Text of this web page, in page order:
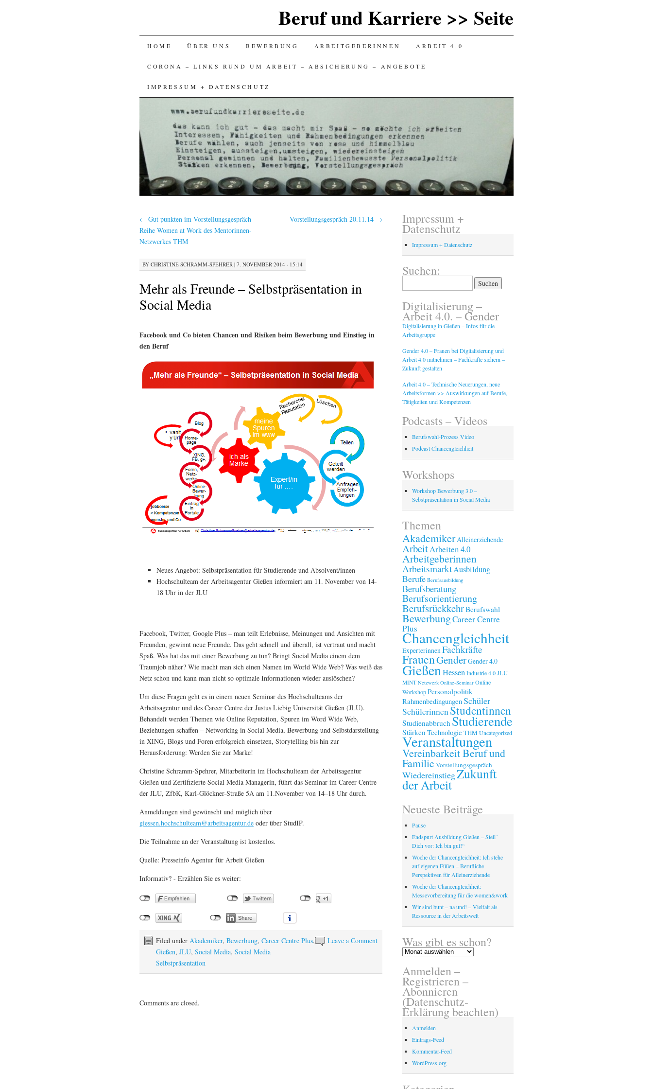
Beruf und Karriere >> Seite
SKIP
TO
CONTENT
HOME ÜBER UNS BEWERBUNG ARBEITGEBERINNEN ARBEIT 4.0
CORONA – LINKS RUND UM ARBEIT – ABSICHERUNG – ANGEBOTE
IMPRESSUM + DATENSCHUTZ
← Gut punkten im Vorstellungsgespräch –
Reihe Women at Work des Mentorinnen-
Netzwerkes THM
Vorstellungsgespräch 20.11.14 →
BY CHRISTINE SCHRAMM-SPEHRER | 7. NOVEMBER 2014 · 15:14
Mehr als Freunde – Selbstpräsentation in
Social Media
Facebook und Co bieten Chancen und Risiken beim Bewerbung und Einstieg in
den Beruf
Neues Angebot: Selbstpräsentation für Studierende und Absolvent/innen
Hochschulteam der Arbeitsagentur Gießen informiert am 11. November von 14-
18 Uhr in der JLU
Facebook, Twitter, Google Plus – man teilt Erlebnisse, Meinungen und Ansichten mit
Freunden, gewinnt neue Freunde. Das geht schnell und überall, ist vertraut und macht
Spaß. Was hat das mit einer Bewerbung zu tun? Bringt Social Media einem dem
Traumjob näher? Wie macht man sich einen Namen im World Wide Web? Was weiß das
Netz schon und kann man nicht so optimale Informationen wieder auslöschen?
Um diese Fragen geht es in einem neuen Seminar des Hochschulteams der
Arbeitsagentur und des Career Centre der Justus Liebig Universität Gießen (JLU).
Behandelt werden Themen wie Online Reputation, Spuren im Word Wide Web,
Beziehungen schaffen – Networking in Social Media, Bewerbung und Selbstdarstellung
in XING, Blogs und Foren erfolgreich einsetzen, Storytelling bis hin zur
Herausforderung: Werden Sie zur Marke!
Christine Schramm-Spehrer, Mitarbeiterin im Hochschulteam der Arbeitsagentur
Gießen und Zertifizierte Social Media Managerin, führt das Seminar im Career Centre
der JLU, ZfbK, Karl-Glöckner-Straße 5A am 11.November von 14–18 Uhr durch.
Anmeldungen sind gewünscht und möglich über
giessen.hochschulteam@arbeitsagentur.de oder über StudIP.
Die Teilnahme an der Veranstaltung ist kostenlos.
Quelle: Presseinfo Agentur für Arbeit Gießen
Informativ? - Erzählen Sie es weiter:
Leave a Comment
Filed under Akademiker, Bewerbung, Career Centre Plus,
Gießen, JLU, Social Media, Social Media
Selbstpräsentation
Comments are closed.
Impressum +
Datenschutz
Impressum + Datenschutz
Suchen:
nach:
Digitalisierung –
Arbeit 4.0. – Gender
Digitalisierung in Gießen – Infos für die
Arbeitsgruppe
Gender 4.0 – Frauen bei Digitalisierung und
Arbeit 4.0 mitnehmen – Fachkräfte sichern –
Zukunft gestalten
Arbeit 4.0 – Technische Neuerungen, neue
Arbeitsformen >> Auswirkungen auf Berufe,
Tätigkeiten und Kompetenzen
Podcasts – Videos
Berufswahl-Prozess Video
Podcast Chancengleichheit
Workshops
Workshop Bewerbung 3.0 –
Sebstpräsentation in Social Media
Themen
AkademikerAlleinerziehende
ArbeitArbeiten 4.0
Arbeitgeberinnen
ArbeitsmarktAusbildung
Berufe Berufsausbildung
Berufsberatung
Berufsorientierung
BerufsrückkehrBerufswahl
BewerbungCareer Centre
Plus
Chancengleichheit
ExperterinnenFachkräfte
FrauenGenderGender 4.0
GießenHessen Industrie 4.0 JLU
MINT Netzwerk Online-Seminar Online
Workshop Personalpolitik
RahmenbedingungenSchüler
SchülerinnenStudentinnen
Studienabbruch Studierende
Stärken TechnologieTHM Uncategorized
Veranstaltungen
Vereinbarkeit Beruf und
Familie Vorstellungsgespräch
WiedereinstiegZukunft
der Arbeit
Neueste Beiträge
Pause
Endspurt Ausbildung Gießen – Stell´
Dich vor: Ich bin gut!“
Woche der Chancengleichheit: Ich stehe
auf eigenen Füßen – Berufliche
Perspektiven für Alleinerziehende
Woche der Chancengleichheit:
Messevorbereitung für die women&work
Wir sind bunt – na und! – Vielfalt als
Ressource in der Arbeitswelt
Was gibt es schon?
Was
es
schon?
Anmelden –
Registrieren –
Abonnieren
(Datenschutz-
Erklärung beachten)
Anmelden
Eintrags-Feed
Kommentar-Feed
WordPress.org